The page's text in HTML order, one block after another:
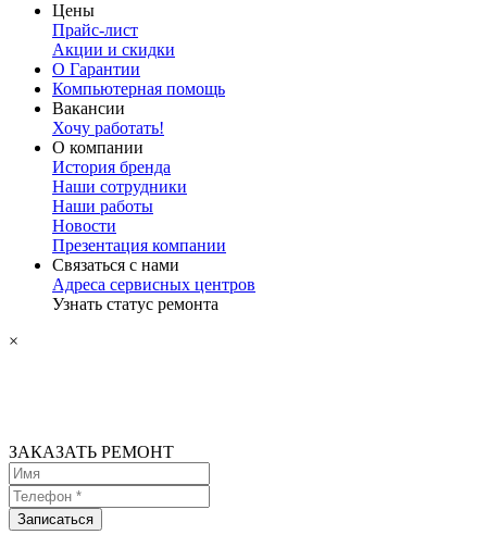
Цены
Прайс-лист
Акции и скидки
О Гарантии
Компьютерная помощь
Вакансии
Хочу работать!
О компании
История бренда
Наши сотрудники
Наши работы
Новости
Презентация компании
Связаться с нами
Адреса сервисных центров
Узнать статус ремонта
×
ЗАКАЗАТЬ РЕМОНТ